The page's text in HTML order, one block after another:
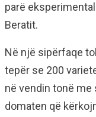
parë
Beratit.
Në një sipërfaqe
tepër se 200
në vendin tonë me
domaten që